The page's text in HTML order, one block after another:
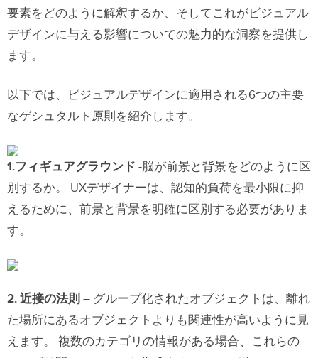
要素をどのように解釈するか、そしてこれがビジュアル
デザインに与える影響についての魅力的な洞察を提供し
ます。
以下では、ビジュアルデザインに適用される6つの主要
なゲシュタルト原則を紹介します。
1.フィギュアグラウンド -脳が前景と背景をどのように区
別するか。 UXデザイナーは、認知的負荷を最小限に抑
えるために、前景と背景を明確に区別する必要がありま
す。
2. 近接の法則 – グループ化されたオブジェクトは、離れ
た場所にあるオブジェクトよりも関連性が高いように見
えます。 複数のカテゴリの情報がある場合、これらの